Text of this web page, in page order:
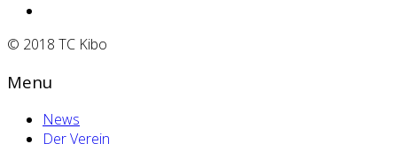
© 2018 TC Kibo
Menu
News
Der Verein